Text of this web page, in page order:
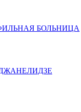
БОЛЬНИЦА